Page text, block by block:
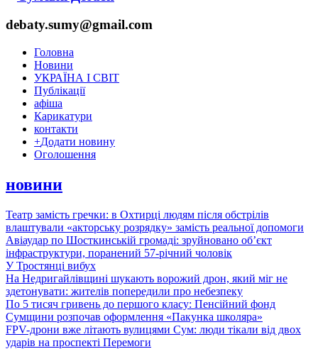
debaty.sumy@gmail.com
Головна
Новини
УКРАЇНА І СВІТ
Публікації
афіша
Карикатури
контакти
+Додати новину
Оголошення
новини
Театр замість гречки: в Охтирці людям після обстрілів
влаштували «акторську розрядку» замість реальної допомоги
Авіаудар по Шосткинській громаді: зруйновано об’єкт
інфраструктури, поранений 57-річний чоловік
У Тростянці вибух
На Недригайлівщині шукають ворожий дрон, який міг не
здетонувати: жителів попередили про небезпеку
По 5 тисяч гривень до першого класу: Пенсійний фонд
Сумщини розпочав оформлення «Пакунка школяра»
FPV-дрони вже літають вулицями Сум: люди тікали від двох
ударів на проспекті Перемоги